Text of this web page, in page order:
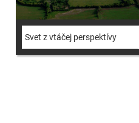
Svet z vtáčej perspektívy